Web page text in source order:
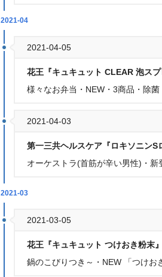
2021-04
2021-04-05
花王『キュキュット CLEAR 泡スプ
様々なお弁当・NEW・3商品・除菌
2021-04-03
第一三共ヘルスケア『ロキソニンS
オーケストラ(首筋が辛い男性)・新
2021-03
2021-03-05
花王『キュキュット つけおき粉末』
鍋のこびりつき～・NEW 「つけ